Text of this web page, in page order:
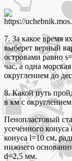
7. За какое время
выберет верный
островами равно
час, а одна
округлением до
8. Какой путь
в км с
Пенопластовый
усечённого
конуса l=10 см,
нижнего
d=2,5 мм.